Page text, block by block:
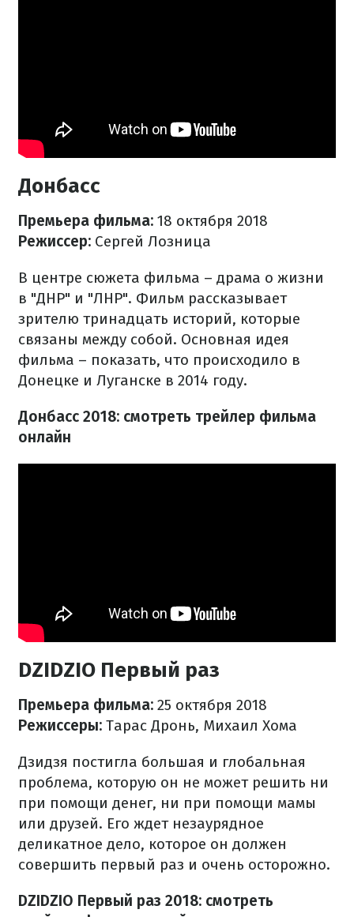
Донбасс
Премьера фильма: 18 октября 2018
Режиссер: Сергей Лозница
В центре сюжета фильма – драма о жизни
в "ДНР" и "ЛНР". Фильм рассказывает
зрителю тринадцать историй, которые
связаны между собой. Основная идея
фильма – показать, что происходило в
Донецке и Луганске в 2014 году.
Донбасс 2018: смотреть трейлер фильма
онлайн
DZIDZIO Первый раз
Премьера фильма: 25 октября 2018
Режиссеры: Тарас Дронь, Михаил Хома
Дзидзя постигла большая и глобальная
проблема, которую он не может решить ни
при помощи денег, ни при помощи мамы
или друзей. Его ждет незаурядное
деликатное дело, которое он должен
совершить первый раз и очень осторожно.
DZIDZIO Первый раз 2018: смотреть